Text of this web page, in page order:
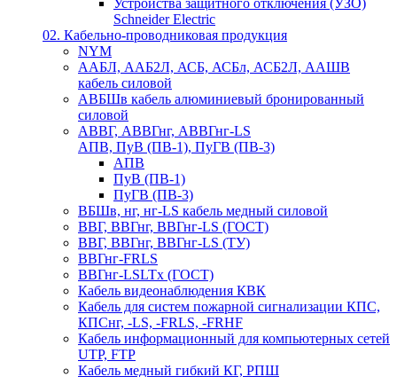
Устройства защитного отключения (УЗО)
Schneider Electric
02. Кабельно-проводниковая продукция
NYM
ААБЛ, ААБ2Л, АСБ, АСБл, АСБ2Л, ААШВ
кабель силовой
АВБШв кабель алюминиевый бронированный
силовой
АВВГ, АВВГнг, АВВГнг-LS
АПВ, ПуВ (ПВ-1), ПуГВ (ПВ-3)
АПВ
ПуВ (ПВ-1)
ПуГВ (ПВ-3)
ВБШв, нг, нг-LS кабель медный силовой
ВВГ, ВВГнг, ВВГнг-LS (ГОСТ)
ВВГ, ВВГнг, ВВГнг-LS (ТУ)
ВВГнг-FRLS
ВВГнг-LSLTx (ГОСТ)
Кабель видеонаблюдения КВК
Кабель для систем пожарной сигнализации КПС,
КПСнг, -LS, -FRLS, -FRHF
Кабель информационный для компьютерных сетей
UTP, FTP
Кабель медный гибкий КГ, РПШ